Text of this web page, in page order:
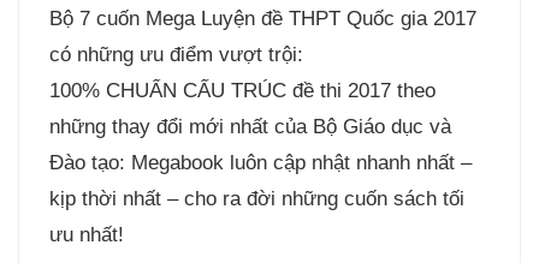
Bộ 7 cuốn Mega Luyện đề THPT Quốc gia 2017
có những ưu điểm vượt trội:
100% CHUẨN CẤU TRÚC đề thi 2017 theo
những thay đổi mới nhất của Bộ Giáo dục và
Đào tạo: Megabook luôn cập nhật nhanh nhất –
kịp thời nhất – cho ra đời những cuốn sách tối
ưu nhất!